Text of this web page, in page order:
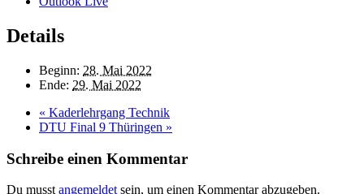
Details
Beginn: 28. Mai 2022
Ende: 29. Mai 2022
« Kaderlehrgang Technik
DTU Final 9 Thüringen »
Schreibe einen Kommentar
Du musst angemeldet sein, um einen Kommentar abzugeben.